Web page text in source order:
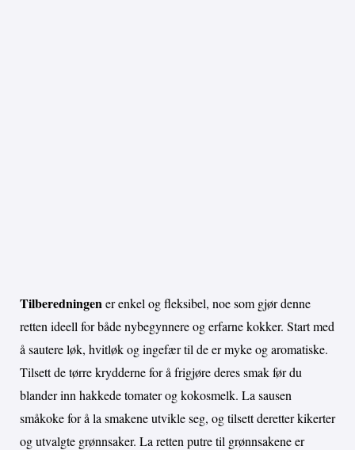
Tilberedningener enkel og fleksibel, noe som gjør denne
retten ideell for både nybegynnere og erfarne kokker. Start med
å sautere løk, hvitløk og ingefær til de er myke og aromatiske.
Tilsett de tørre krydderne for å frigjøre deres smak før du
blander inn hakkede tomater og kokosmelk. La sausen
småkoke for å la smakene utvikle seg, og tilsett deretter kikerter
og utvalgte grønnsaker. La retten putre til grønnsakene er